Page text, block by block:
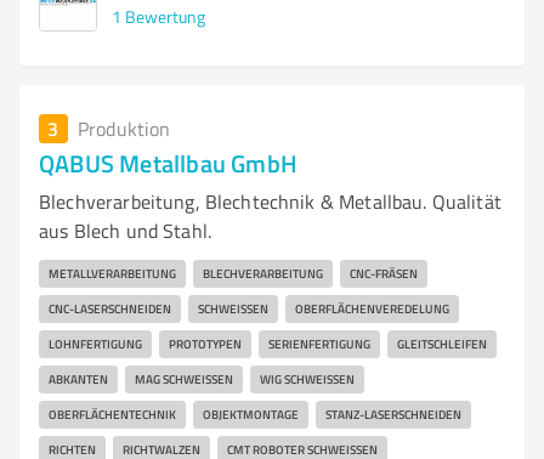
1 Bewertung
3 Produktion
QABUS Metallbau GmbH
Blechverarbeitung, Blechtechnik & Metallbau. Qualität
aus Blech und Stahl.
METALLVERARBEITUNG BLECHVERARBEITUNG CNC-FRÄSEN
CNC-LASERSCHNEIDEN SCHWEISSEN OBERFLÄCHENVEREDELUNG
LOHNFERTIGUNG PROTOTYPEN SERIENFERTIGUNG GLEITSCHLEIFEN
ABKANTEN MAG SCHWEISSEN WIG SCHWEISSEN
OBERFLÄCHENTECHNIK OBJEKTMONTAGE STANZ-LASERSCHNEIDEN
RICHTEN RICHTWALZEN CMT ROBOTER SCHWEISSEN